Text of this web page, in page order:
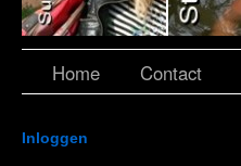
Home Contact
Inloggen